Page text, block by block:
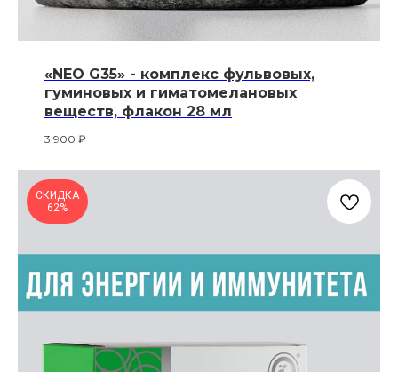
«NEO G35» - комплекс фульвовых,
гуминовых и гиматомелановых
веществ, флакон 28 мл
3 900 ₽
СКИДКА
62%